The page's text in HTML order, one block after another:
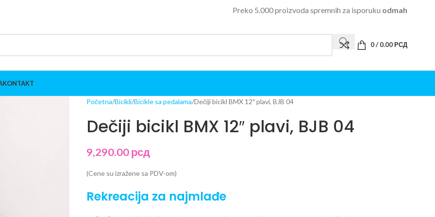
Preko 5.000 proizvoda spremnih za isporuku odmah
0/ 0.00РСД
KONTAKT
Početna Bicikli Bicikle sa pedalama Dečiji bicikl BMX 12″ plavi, BJB 04
Dečiji bicikl BMX 12″ plavi, BJB 04
9,290.00рсд
(Cene su izražene sa PDV-om)
Rekreacija za najmlađe